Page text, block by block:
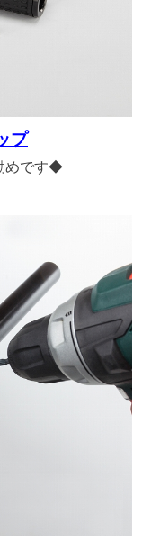
プ
めです◆